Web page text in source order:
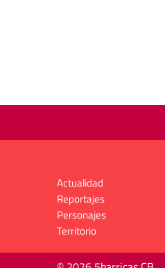
Actualidad
Reportajes
Personajes
Territorio